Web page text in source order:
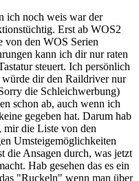
ich noch weis war der
Erst ab WOS2
von den WOS Serien
kann ich dir nur raten
steuert. Ich persönlich
dir den Raildriver nur
die Schleichwerbung)
schon ab, auch wenn ich
gegeben hat. Darum hab
die Liste von den
Umsteigemöglichkeiten
die Ansagen durch, was jetzt
Hab gesehen das es ein
"Ruckeln" wenn man über